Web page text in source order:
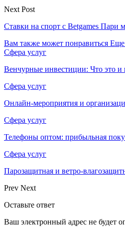
Next Post
Ставки на спорт с Betgames Пари
Вам также может понравиться Еще
Сфера услуг
Венчурные инвестиции: Что это и
Сфера услуг
Онлайн-мероприятия и
Сфера услуг
Телефоны оптом: прибыльная
Сфера услуг
Парозащитная и ветро-
Prev Next
Оставьте ответ
Ваш электронный адрес не будет